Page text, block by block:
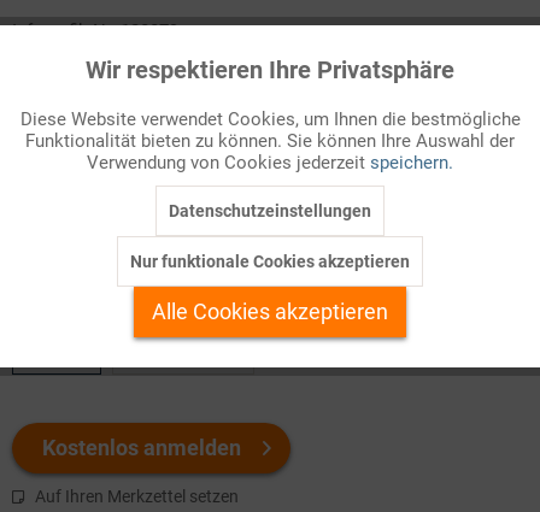
Infografik Nr. 128079
Einheitliche Regelungen beim Kaufrecht sollen dafür sorgen,
dass Verbraucher problemlos in allen Ländern der EU einkaufen
können. In Deutschland wurde das BGB entsprechend
angepasst. Was ist nach neuem Recht unter einem Sachmangel
zu verstehen? Und was ändert sich für die Verbraucher?
Welchen Download brauchen Sie?
s/w-Version
Kostenlos anmelden
Auf Ihren Merkzettel setzen
Funktionale Aktiv
Marketing Inaktiv
Personalisierung Inaktiv
Service
Wir respektieren Ihre Privatsphäre
Diese Website verwendet Cookies, um Ihnen die bestmögliche
Funktionalität bieten zu können. Sie können Ihre Auswahl der
Verwendung von Cookies jederzeit speichern.
Datenschutzeinstellungen
Nur funktionale Cookies akzeptieren
Alle Cookies akzeptieren